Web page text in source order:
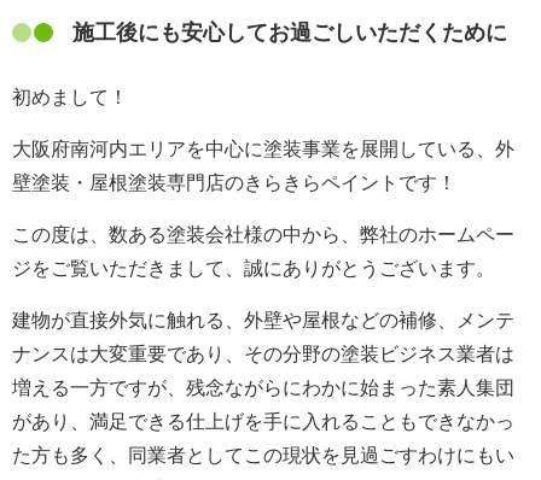
施工後にも安心してお過ごしいただくために
初めまして！
大阪府南河内エリアを中心に塗装事業を展開している、外
壁塗装・屋根塗装専門店のきらきらペイントです！
この度は、数ある塗装会社様の中から、弊社のホームペー
ジをご覧いただきまして、誠にありがとうございます。
建物が直接外気に触れる、外壁や屋根などの補修、メンテ
ナンスは大変重要であり、その分野の塗装ビジネス業者は
増える一方ですが、残念ながらにわかに始まった素人集団
があり、満足できる仕上げを手に入れることもできなかっ
た方も多く、同業者としてこの現状を見過ごすわけにもい